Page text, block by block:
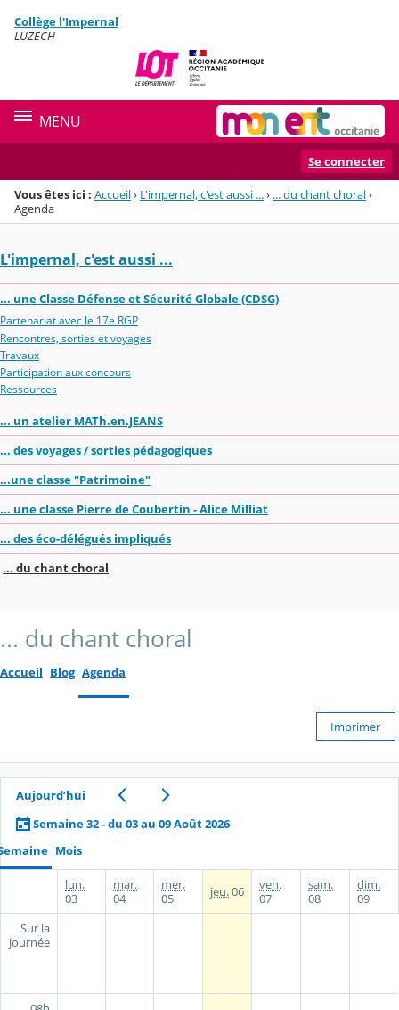
Menu de la rubrique
Contenu
Collège l'Impernal
LUZECH
MENU
Se connecter
Vous êtes ici : Accueil› L'impernal, c'est aussi ...› ... du chant choral›
Agenda
L'impernal, c'est aussi ...
... une Classe Défense et Sécurité Globale (CDSG)
Partenariat avec le 17e RGP
Rencontres, sorties et voyages
Travaux
Participation aux concours
Ressources
... un atelier MATh.en.JEANS
... des voyages / sorties pédagogiques
...une classe "Patrimoine"
... une classe Pierre de Coubertin - Alice Milliat
... des éco-délégués impliqués
... du chant choral
... du chant choral
Accueil Blog Agenda
Imprimer
Aujourd’hui
Semaine 32 - du 03 au 09 Août 2026
Mois
lun.
03
mar.
04
mer.
05
jeu.06
ven.
07
sam.
08
dim.
09
Sur la
journée